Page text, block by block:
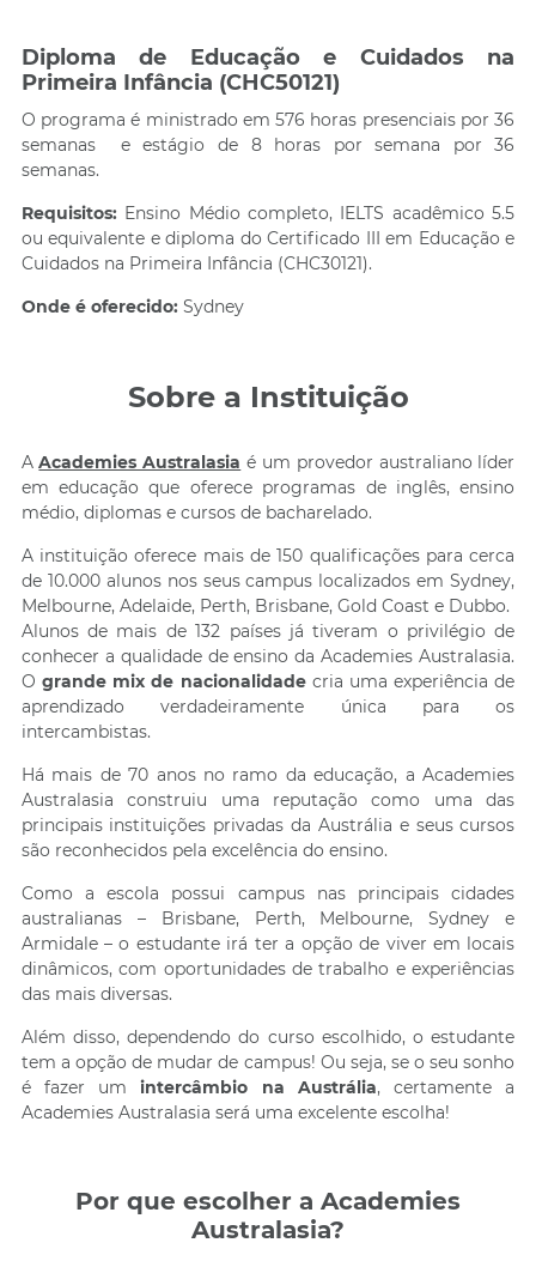
Diploma de Educação e Cuidados na
Primeira Infância (CHC50121)
O programa é ministrado em 576 horas presenciais por 36
semanas e estágio de 8 horas por semana por 36
semanas.
Requisitos:Ensino Médio completo, IELTS acadêmico 5.5
ou equivalente e diploma do Certificado III em Educação e
Cuidados na Primeira Infância (CHC30121).
Onde é oferecido:Sydney
Sobre a Instituição
AAcademies Australasia é um provedor australiano líder
em educação que oferece programas de inglês, ensino
médio, diplomas e cursos de bacharelado.
A instituição oferece mais de 150 qualificações para cerca
de 10.000 alunos nos seus campus localizados em Sydney,
Melbourne, Adelaide, Perth, Brisbane, Gold Coast e Dubbo.
Alunos de mais de 132 países já tiveram o privilégio de
conhecer a qualidade de ensino da Academies Australasia.
O grande mix de nacionalidade cria uma experiência de
aprendizado verdadeiramente única para os
intercambistas.
Há mais de 70 anos no ramo da educação, a Academies
Australasia construiu uma reputação como uma das
principais instituições privadas da Austrália e seus cursos
são reconhecidos pela excelência do ensino.
Como a escola possui campus nas principais cidades
australianas – Brisbane, Perth, Melbourne, Sydney e
Armidale – o estudante irá ter a opção de viver em locais
dinâmicos, com oportunidades de trabalho e experiências
das mais diversas.
Além disso, dependendo do curso escolhido, o estudante
tem a opção de mudar de campus! Ou seja, se o seu sonho
é fazer umintercâmbio na Austrália, certamente a
Academies Australasia será uma excelente escolha!
Por que escolher a Academies
Australasia?